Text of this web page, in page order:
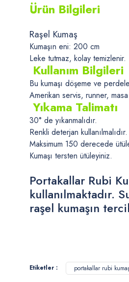
Ürün Bilgileri
Raşel Kumaş
Kumaşın eni: 200 cm
Leke tutmaz, kolay temizlenir.
Kullanım Bilgileri
Bu kumaşı döşeme ve
Amerikan servis, runner,
Yıkama Talimatı
30° de yıkanmalıdır.
Renkli deterjan kullanılmalıdır.
Maksimum 150 derecede
Kumaşı tersten ütüleyiniz.
Portakallar Rubi
kullanılmaktadır.
raşel kumaşın
Ürün resmi kalitesiz, bozuk veya
Etiketler : portakallar rubi